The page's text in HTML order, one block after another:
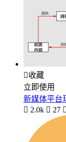
收藏
立即使用
新媒体平台
 2.0k  27 